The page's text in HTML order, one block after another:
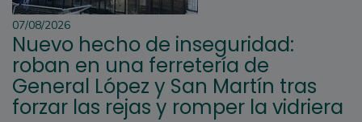
07/08/2026
Nuevo hecho de inseguridad:
roban en una ferretería de
General López y San Martín tras
forzar las rejas y romper la vidriera